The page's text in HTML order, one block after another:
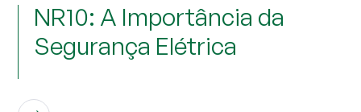
NR10: A Importância da
Segurança Elétrica